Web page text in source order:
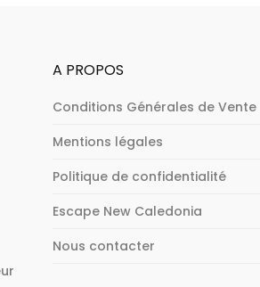
A PROPOS
Conditions Générales de Vente
Mentions légales
Politique de confidentialité
Escape New Caledonia
Nous contacter